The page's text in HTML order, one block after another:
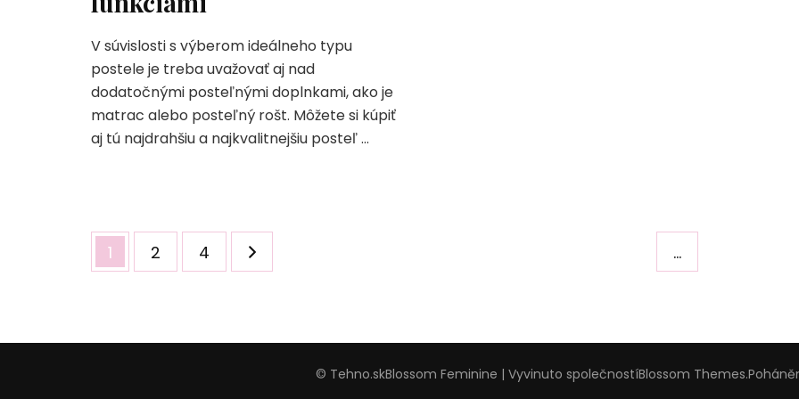
V súvislosti s výberom ideálneho typu
postele je treba uvažovať aj nad
dodatočnými posteľnými doplnkami, ako je
matrac alebo posteľný rošt. Môžete si kúpiť
aj tú najdrahšiu a najkvalitnejšiu posteľ …
Stránkování
příspěvků
Stránka
1 Stránka
2 …
Stránka
4
© Tehno.skBlossom Feminine | Vyvinuto společnostíBlossom Themes